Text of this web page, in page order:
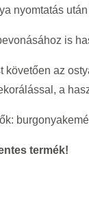
nyomtatás
is
követően az
a
termék!